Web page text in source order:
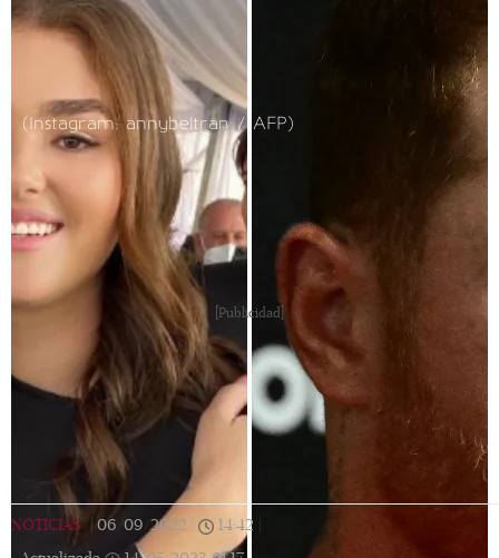
(Instagram: annybeltran / AFP)
[Publicidad]
NOTICIAS 06/09/2022 14:42